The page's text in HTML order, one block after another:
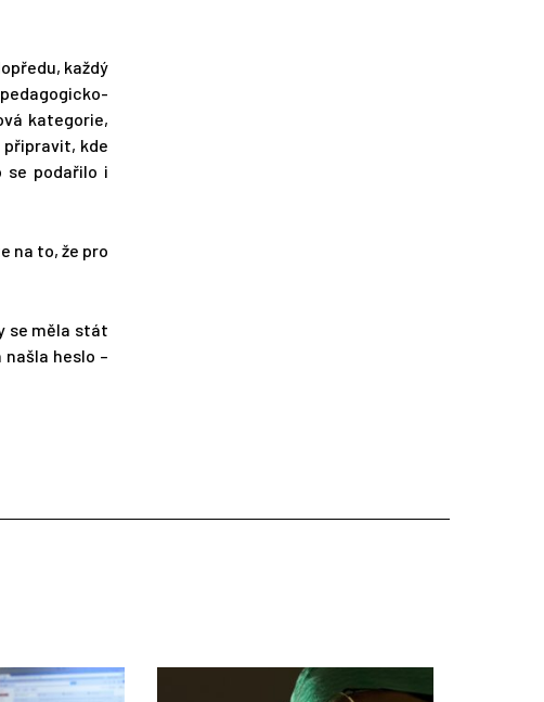
každý
kategorie,
kde
se podařilo i
na to, že pro
se měla stát
heslo –